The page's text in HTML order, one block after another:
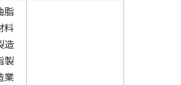
脂
料
造
製
業